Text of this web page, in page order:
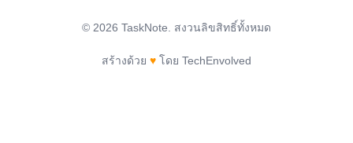
© 2026 TaskNote. สงวนลิขสิทธิ์ทั้งหมด
สร้างด้วย ♥ โดย TechEnvolved